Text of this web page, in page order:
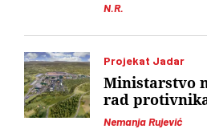
N.R.
Projekat Jadar
Nemanja Rujević
Ministarstvo
rad